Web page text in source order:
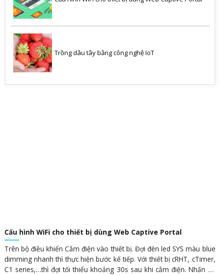
Cấu hình WiFi cho thiết bị dùng Web Captive Portal
Trên bộ điều khiển Cắm điện vào thiết bị. Đợi đèn led SYS màu blue
dimming nhanh thì thực hiện bước kế tiếp. Với thiết bị cRHT, cTimer,
C1 series,…thì đợi tối thiểu khoảng 30s sau khi cắm điện. Nhấn và
Trồng dâu tây bằng công nghệ IoT